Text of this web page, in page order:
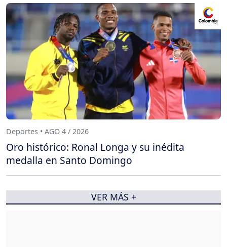
Deportes • AGO 4 / 2026
Oro histórico: Ronal Longa y su inédita
medalla en Santo Domingo
VER MÁS +